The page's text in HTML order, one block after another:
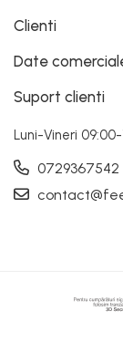
Clienti
Date
Suport clienti
Luni-Vineri 09:00-
0729367542